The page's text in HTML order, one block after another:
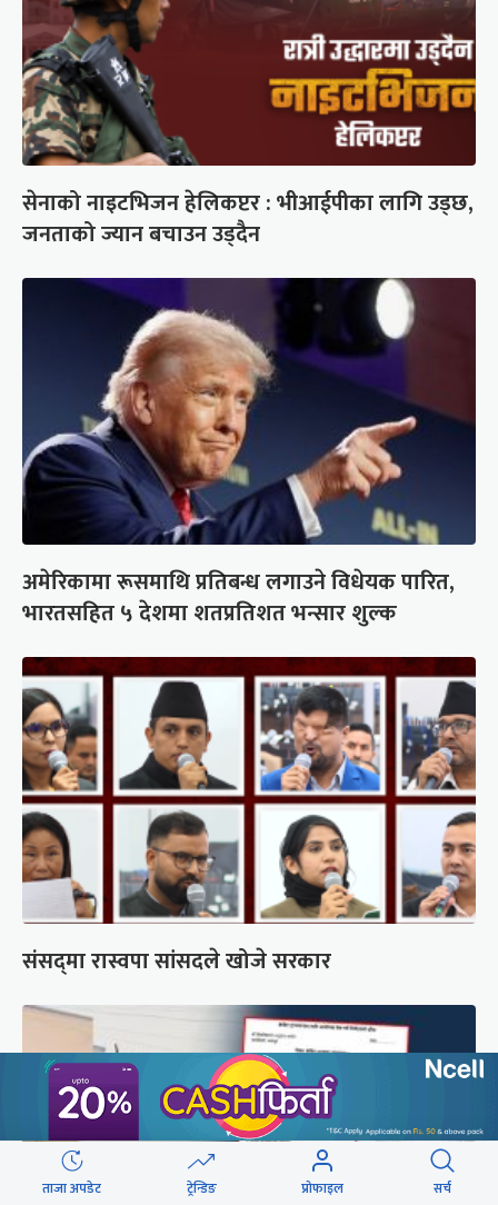
सेनाको नाइटभिजन हेलिकप्टर : भीआईपीका लागि उड्छ,
जनताको ज्यान बचाउन उड्दैन
अमेरिकामा रूसमाथि प्रतिबन्ध लगाउने विधेयक पारित,
भारतसहित ५ देशमा शतप्रतिशत भन्सार शुल्क
संसद्‍मा रास्वपा सांसदले खोजे सरकार
ताजा अपडेट ट्रेन्डिङ प्रोफाइल सर्च